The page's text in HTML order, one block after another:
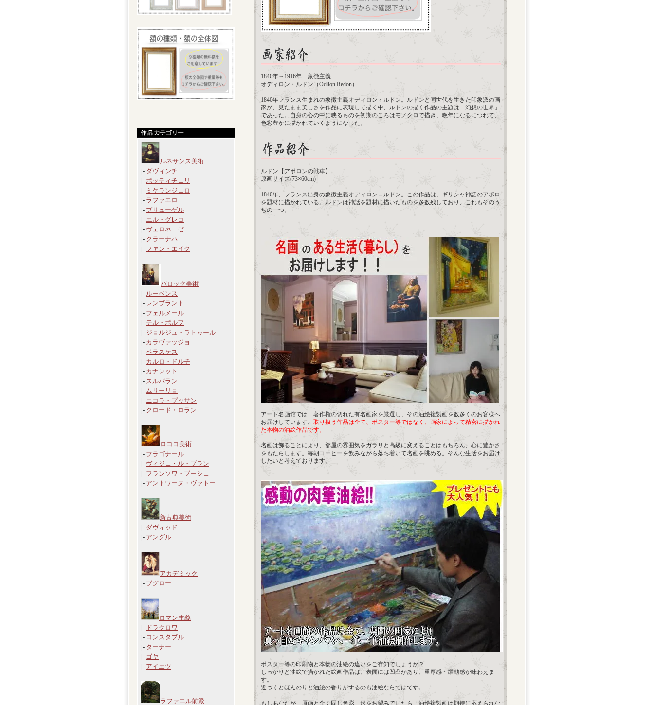
ルネサンス美術
|- ダヴィンチ
|- ボッティチェリ
|- ミケランジェロ
|- ラファエロ
|- ブリューゲル
|- エル・グレコ
|- ヴェロネーゼ
|- クラーナハ
|- ファン・エイク
バロック美術
|- ルーベンス
|- レンブラント
|- フェルメール
|- テル・ボルフ
|- ジョルジュ・ラトゥール
|- カラヴァッジョ
|- ベラスケス
|- カルロ・ドルチ
|- カナレット
|- スルバラン
|- ムリーリョ
|- ニコラ・プッサン
|- クロード・ロラン
ロココ美術
|- フラゴナール
|- ヴィジェ・ル・ブラン
|- フランソワ・ブーシェ
|- アントワーヌ・ヴァトー
新古典美術
|- ダヴィッド
|- アングル
アカデミック
|- ブグロー
ロマン主義
|- ドラクロワ
|- コンスタブル
|- ターナー
|- ゴヤ
|- アイエツ
ラファエル前派
1840年～1916年 象徴主義
オディロン・ルドン（Odilon Redon）
1840年フランス生まれの象徴主義オディロン・ルドン。ルドンと同世代を生きた印象派の画
家が、見たまま美しさを作品に表現して描く中、ルドンの描く作品の主題は「幻想の世界」
であった。自身の心の中に映るものを初期のころはモノクロで描き、晩年になるにつれて、
色彩豊かに描かれていくようになった。
ルドン【アポロンの戦車】
原画サイズ(73×60cm)
1840年、フランス出身の象徴主義オディロン＝ルドン。この作品は、ギリシャ神話のアポロ
を題材に描かれている。ルドンは神話を題材に描いたものを多数残しており、これもそのう
ちの一つ。
アート名画館では、著作権の切れた有名画家を厳選し、その油絵複製画を数多くのお客様へ
お届けしています。 取り扱う作品は全て、ポスター等ではなく、画家によって精密に描かれ
た本物の油絵作品です。
名画は飾ることにより、部屋の雰囲気をガラリと高級に変えることはもちろん、心に豊かさ
をもたらします。毎朝コーヒーを飲みながら落ち着いて名画を眺める。そんな生活をお届け
したいと考えております。
ポスター等の印刷物と本物の油絵の違いをご存知でしょうか？
しっかりと油絵で描かれた絵画作品は、表面には凹凸があり、重厚感・躍動感が味わえま
す。
近づくとほんのりと油絵の香りがするのも油絵ならではです。
もしあなたが、原画と全く同じ色彩、形をお望みでしたら、油絵複製画は期待に応えられな